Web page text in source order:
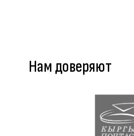
Нам доверяют